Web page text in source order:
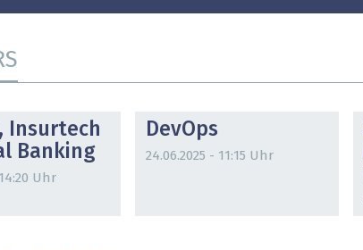
Insurtech
Banking
Uhr
DevOps
24.06.2025 - 11:15 Uhr